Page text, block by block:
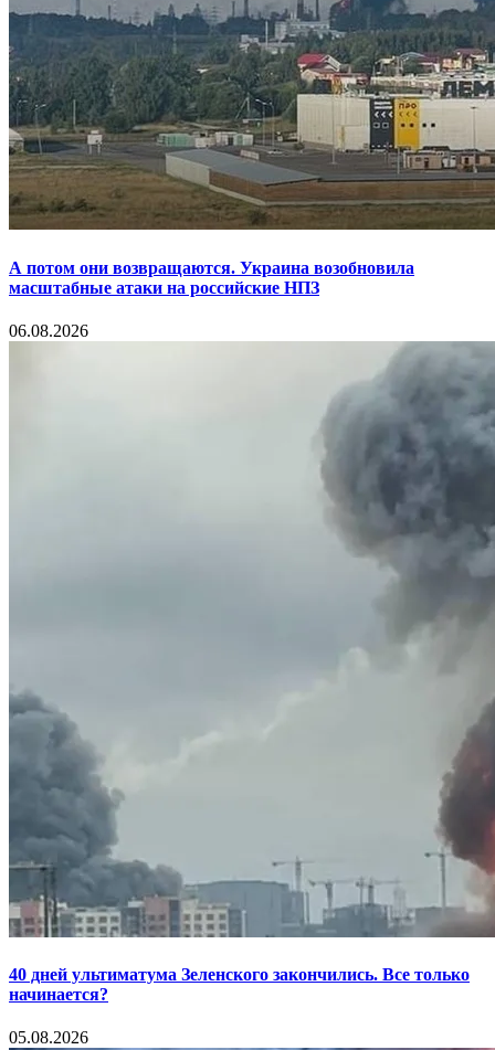
А потом они возвращаются. Украина возобновила
масштабные атаки на российские НПЗ
06.08.2026
40 дней ультиматума Зеленского закончились. Все только
начинается?
05.08.2026